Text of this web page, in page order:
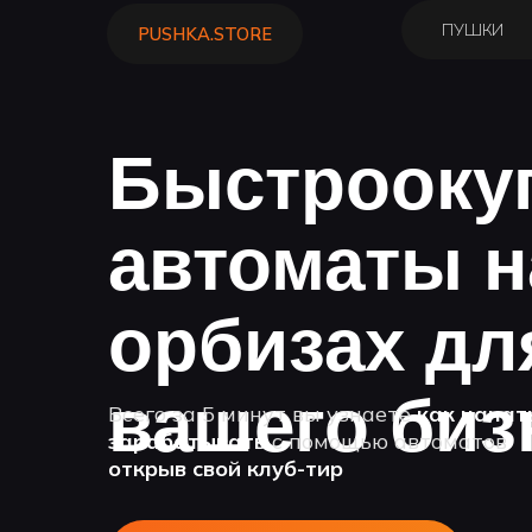
ПУШКИ
PUSHKA.STORE ПУШКИ
PUSHKA.STORE
автоматы
орбизах
вашего
Всего за 5 минут вы узнаетекак
зарабатыватьс помощью автоматов
открыв свой клуб-тир